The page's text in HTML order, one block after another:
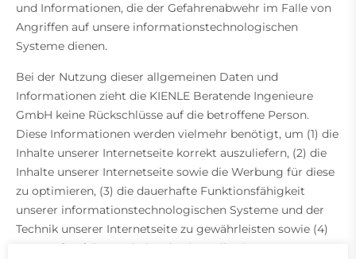
und Informationen, die der Gefahrenabwehr im Falle von
Angriffen auf unsere informationstechnologischen
Systeme dienen.
Bei der Nutzung dieser allgemeinen Daten und
Informationen zieht die KIENLE Beratende Ingenieure
GmbH keine Rückschlüsse auf die betroffene Person.
Diese Informationen werden vielmehr benötigt, um (1) die
Inhalte unserer Internetseite korrekt auszuliefern, (2) die
Inhalte unserer Internetseite sowie die Werbung für diese
zu optimieren, (3) die dauerhafte Funktionsfähigkeit
unserer informationstechnologischen Systeme und der
Technik unserer Internetseite zu gewährleisten sowie (4)
um Strafverfolgungsbehörden im Falle eines